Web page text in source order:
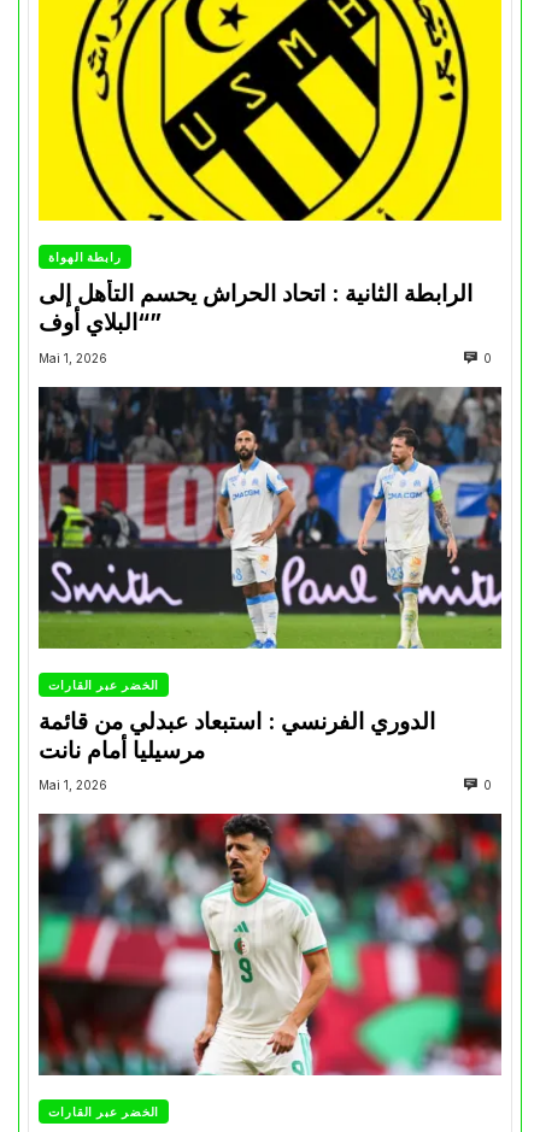
رابطة الهواة
الرابطة الثانية : اتحاد الحراش يحسم التأهل إلى
“البلاي أوف”
Mai 1, 2026 0
الخضر عبر القارات
الدوري الفرنسي : استبعاد عبدلي من قائمة
مرسيليا أمام نانت
Mai 1, 2026 0
الخضر عبر القارات